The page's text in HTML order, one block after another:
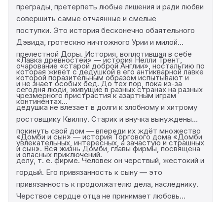
преграды, претерпеть любые лишения и ради любви
совершить самые отчаянные и смелые
поступки. Это история бесконечно обаятельного
Дэвида, гротескно ничтожного Урии и милой
прелестной Доры. История, воплотившая в себе
очарование «старой доброй Англии», ностальгию по
которой поразительным образом испытывают и
сегодня люди, живущие в разных странах на разных
континентах…
«Лавка древностей» — история Нелли Трент,
которая живёт с дедушкой в его антикварной лавке
и не знает особых бед. До тех пор, пока из-за
чрезмерного пристрастия к азартным играм
дедушка не влезает в долги к злобному и хитрому
ростовщику Квилпу. Старик и внучка вынуждены
покинуть свой дом — впереди их ждёт множество
увлекательных, интересных, а зачастую и страшных
и опасных приключений.
«Домби и сын» — история Торгового дома «Домби
и сын». Вся жизнь Домби, главы фирмы, посвящена
делу, т. е. фирме. Человек он черствый, жестокий и
гордый. Его привязанность к сыну — это
привязанность к продолжателю дела, наследнику.
Черствое сердце отца не принимает любовь